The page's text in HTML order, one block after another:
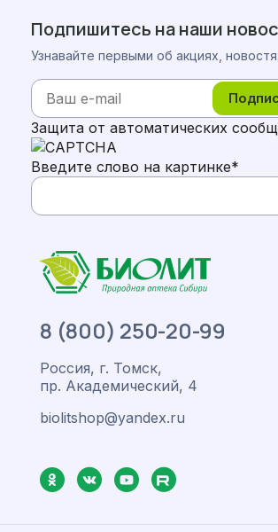
8 (800) 250-20-99
Россия, г. Томск,
пр. Академический, 4
biolitshop@yandex.ru
Подпишитесь на наши
Узнавайте первыми об акциях,
Защита от автоматических
Введите слово на картинке*